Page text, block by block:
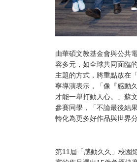
由華碩文教基金會與公共
容多元，如全球共同面臨
主題的方式，將重點放在
寧導演表示，「像『感動
才能一舉打動人心。」蘇
參賽同學，「不論最後結
轉化為更多好作品與世界分
第11屆「感動久久」校園